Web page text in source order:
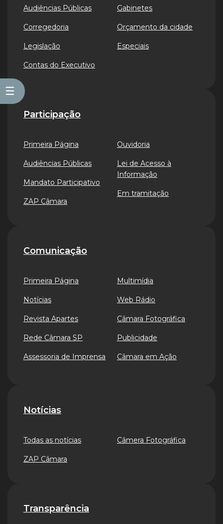
☰
Audiências Públicas
Corregedoria
Legislação
Contas do Executivo
Gabinetes
Orçamento da cidade
Especiais
Participação
Primeira Página
Audiências Públicas
Mandato Participativo
ZAP Câmara
Ouvidoria
Lei de Acesso à
Informação
Em tramitação
Comunicação
Primeira Página
Notícias
Revista Apartes
Rede Câmara SP
Assessoria de Imprensa
Multimídia
Web Rádio
Câmara Fotográfica
Publicidade
Câmara em Ação
Notícias
Todas as notícias
ZAP Câmara
Câmera Fotográfica
Transparência